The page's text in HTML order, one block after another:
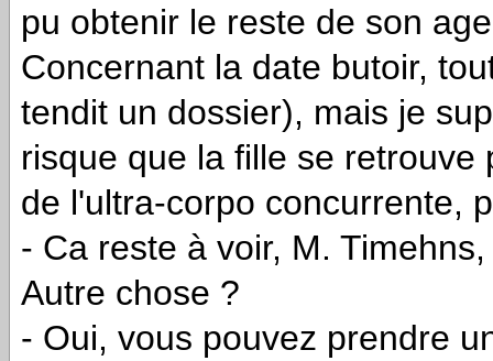
pu obtenir le reste de son
Concernant la date butoir,
tendit un dossier), mais je
risque que la fille se
de l'ultra-corpo concurrente,
- Ca reste à voir, M.
Autre chose ?
- Oui, vous pouvez prendre